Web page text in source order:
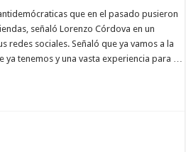
que en el pasado pusieron
señaló Lorenzo Córdova en un
redes sociales. Señaló que ya vamos a la
ya tenemos y una vasta experiencia para …